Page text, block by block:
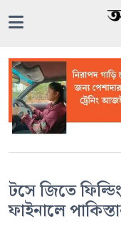
টসে জিতে
ফাইনালে